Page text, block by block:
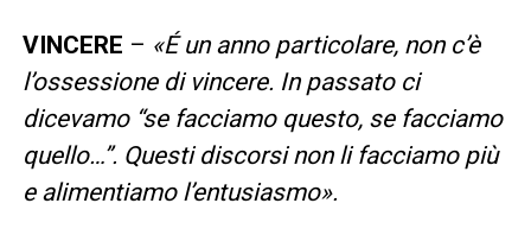
VINCERE – «É un anno particolare, non c’è
l’ossessione di vincere. In passato ci
dicevamo “se facciamo questo, se facciamo
quello…”. Questi discorsi non li facciamo più
e alimentiamo l’entusiasmo».